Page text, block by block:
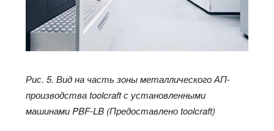
Рис. 5. Вид на часть зоны металлического АП-
производства toolcraft с установленными
машинами PBF-LB (Предоставлено toolcraft)